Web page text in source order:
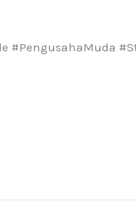
#PengusahaMuda